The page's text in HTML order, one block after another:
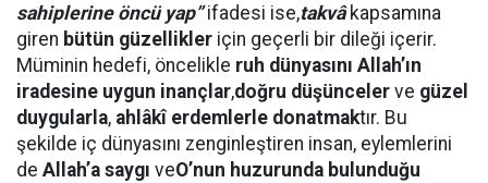
sahiplerine öncü yap”ifadesi ise,takvâkapsamına
giren bütün güzellikler için geçerli bir dileği içerir.
Müminin hedefi, öncelikle ruh dünyasını Allah’ın
iradesine uygun inançlar,doğru düşünceler ve güzel
duygularla, ahlâkî erdemlerle donatmaktır. Bu
şekilde iç dünyasını zenginleştiren insan, eylemlerini
de Allah’a saygı veO’nun huzurunda bulunduğu